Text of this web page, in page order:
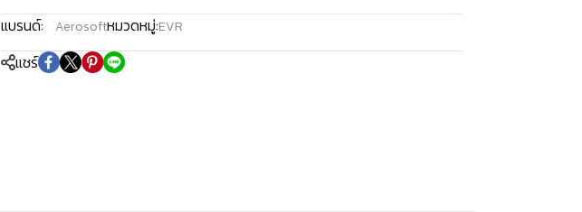
แบรนด์:
Aerosoftหมวดหมู่:EVR
แชร์